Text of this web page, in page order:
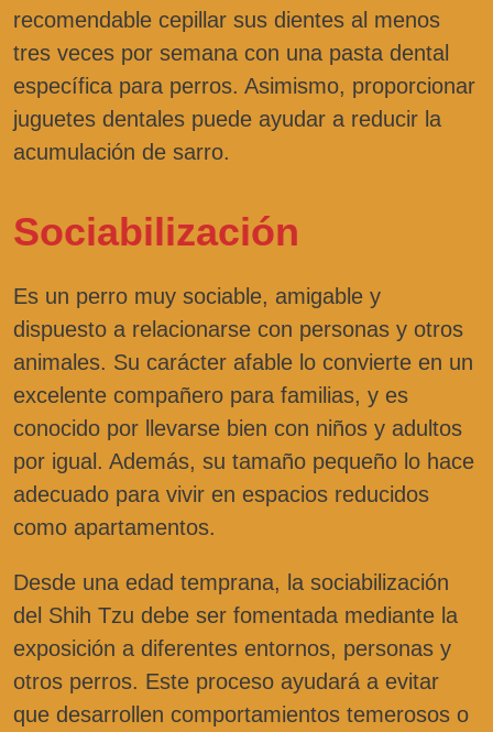
recomendable cepillar sus dientes al menos
tres veces por semana con una pasta dental
específica para perros. Asimismo, proporcionar
juguetes dentales puede ayudar a reducir la
acumulación de sarro.
Sociabilización
Es un perro muy sociable, amigable y
dispuesto a relacionarse con personas y otros
animales. Su carácter afable lo convierte en un
excelente compañero para familias, y es
conocido por llevarse bien con niños y adultos
por igual. Además, su tamaño pequeño lo hace
adecuado para vivir en espacios reducidos
como apartamentos.
Desde una edad temprana, la sociabilización
del Shih Tzu debe ser fomentada mediante la
exposición a diferentes entornos, personas y
otros perros. Este proceso ayudará a evitar
que desarrollen comportamientos temerosos o